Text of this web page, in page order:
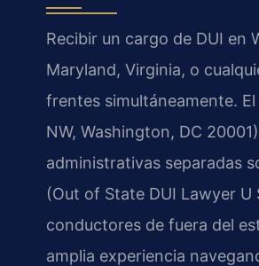
Recibir un cargo de DUI en
Maryland, Virginia, o
frentes simultáneamente.
NW, Washington, DC
administrativas separadas
(Out of State DUI Lawyer U
conductores de fuera del
amplia experiencia